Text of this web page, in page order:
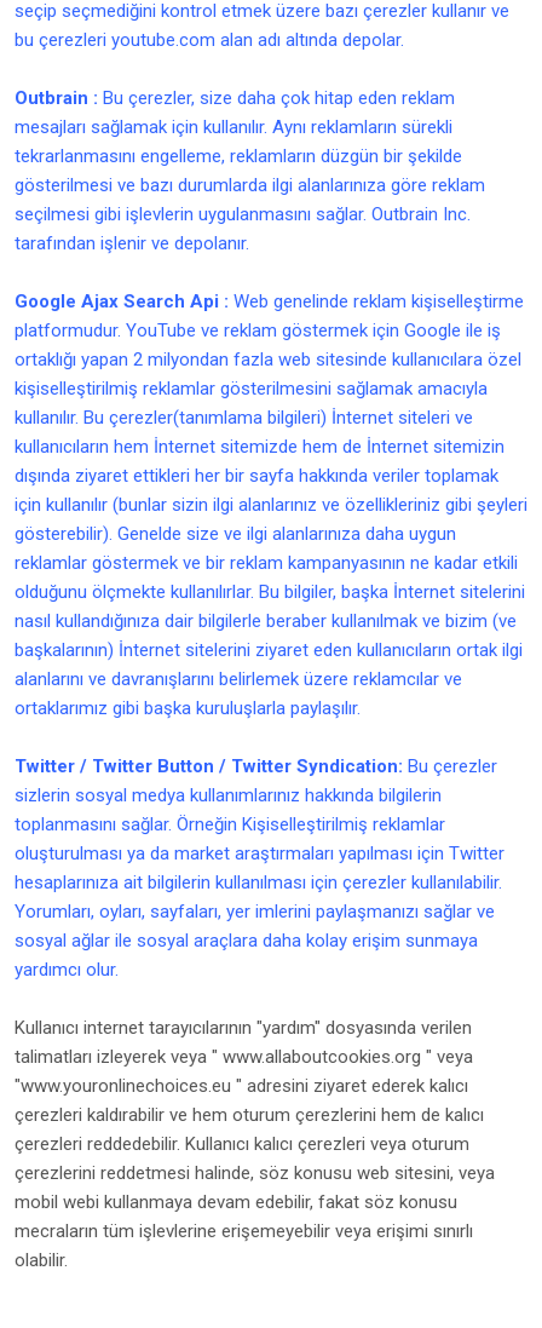
seçip seçmediğini kontrol etmek üzere bazı çerezler kullanır ve
bu çerezleri youtube.com alan adı altında depolar.
Outbrain : Bu çerezler, size daha çok hitap eden reklam
mesajları sağlamak için kullanılır. Aynı reklamların sürekli
tekrarlanmasını engelleme, reklamların düzgün bir şekilde
gösterilmesi ve bazı durumlarda ilgi alanlarınıza göre reklam
seçilmesi gibi işlevlerin uygulanmasını sağlar. Outbrain Inc.
tarafından işlenir ve depolanır.
Google Ajax Search Api : Web genelinde reklam kişiselleştirme
platformudur. YouTube ve reklam göstermek için Google ile iş
ortaklığı yapan 2 milyondan fazla web sitesinde kullanıcılara özel
kişiselleştirilmiş reklamlar gösterilmesini sağlamak amacıyla
kullanılır. Bu çerezler(tanımlama bilgileri) İnternet siteleri ve
kullanıcıların hem İnternet sitemizde hem de İnternet sitemizin
dışında ziyaret ettikleri her bir sayfa hakkında veriler toplamak
için kullanılır (bunlar sizin ilgi alanlarınız ve özellikleriniz gibi şeyleri
gösterebilir). Genelde size ve ilgi alanlarınıza daha uygun
reklamlar göstermek ve bir reklam kampanyasının ne kadar etkili
olduğunu ölçmekte kullanılırlar. Bu bilgiler, başka İnternet sitelerini
nasıl kullandığınıza dair bilgilerle beraber kullanılmak ve bizim (ve
başkalarının) İnternet sitelerini ziyaret eden kullanıcıların ortak ilgi
alanlarını ve davranışlarını belirlemek üzere reklamcılar ve
ortaklarımız gibi başka kuruluşlarla paylaşılır.
Twitter / Twitter Button / Twitter Syndication: Bu çerezler
sizlerin sosyal medya kullanımlarınız hakkında bilgilerin
toplanmasını sağlar. Örneğin Kişiselleştirilmiş reklamlar
oluşturulması ya da market araştırmaları yapılması için Twitter
hesaplarınıza ait bilgilerin kullanılması için çerezler kullanılabilir.
Yorumları, oyları, sayfaları, yer imlerini paylaşmanızı sağlar ve
sosyal ağlar ile sosyal araçlara daha kolay erişim sunmaya
yardımcı olur.
Kullanıcı internet tarayıcılarının "yardım" dosyasında verilen
talimatları izleyerek veya " www.allaboutcookies.org " veya
"www.youronlinechoices.eu " adresini ziyaret ederek kalıcı
çerezleri kaldırabilir ve hem oturum çerezlerini hem de kalıcı
çerezleri reddedebilir. Kullanıcı kalıcı çerezleri veya oturum
çerezlerini reddetmesi halinde, söz konusu web sitesini, veya
mobil webi kullanmaya devam edebilir, fakat söz konusu
mecraların tüm işlevlerine erişemeyebilir veya erişimi sınırlı
olabilir.